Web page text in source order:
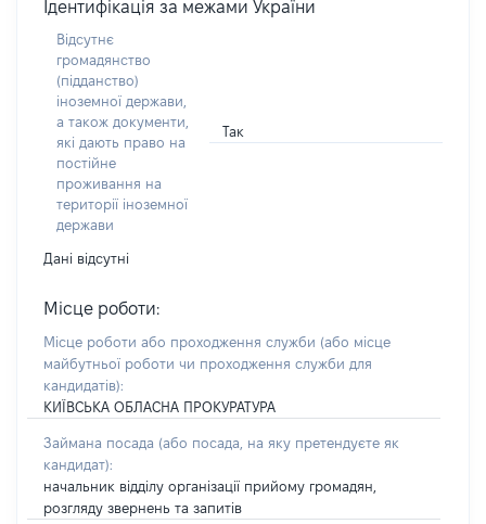
Ідентифікація за межами України
Відсутнє
громадянство
(підданство)
іноземної держави,
а також документи,
які дають право на
постійне
проживання на
території іноземної
держави
Так
Дані відсутні
Місце роботи:
Місце роботи або проходження служби (або місце
майбутньої роботи чи проходження служби для
кандидатів):
КИЇВСЬКА ОБЛАСНА ПРОКУРАТУРА
Займана посада (або посада, на яку претендуєте як
кандидат):
начальник відділу організації прийому громадян,
розгляду звернень та запитів